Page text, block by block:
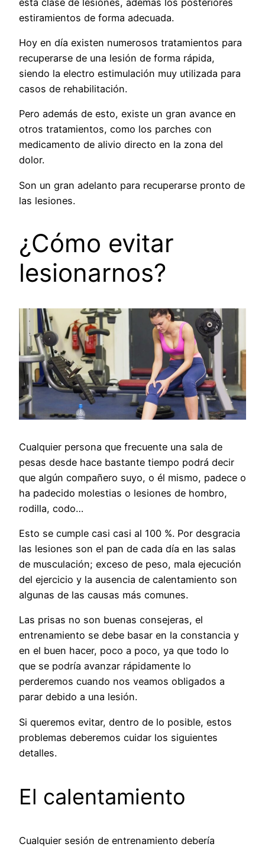
estiramientos de forma adecuada.
Hoy en día existen numerosos tratamientos para
recuperarse de una lesión de forma rápida,
siendo la electro estimulación muy utilizada para
casos de rehabilitación.
Pero además de esto, existe un gran avance en
otros tratamientos, como los parches con
medicamento de alivio directo en la zona del
dolor.
Son un gran adelanto para recuperarse pronto de
las lesiones.
¿Cómo evitar
lesionarnos?
Cualquier persona que frecuente una sala de
pesas desde hace bastante tiempo podrá decir
que algún compañero suyo, o él mismo, padece o
ha padecido molestias o lesiones de hombro,
rodilla, codo…
Esto se cumple casi casi al 100 %. Por desgracia
las lesiones son el pan de cada día en las salas
de musculación; exceso de peso, mala ejecución
del ejercicio y la ausencia de calentamiento son
algunas de las causas más comunes.
Las prisas no son buenas consejeras, el
entrenamiento se debe basar en la constancia y
en el buen hacer, poco a poco, ya que todo lo
que se podría avanzar rápidamente lo
perderemos cuando nos veamos obligados a
parar debido a una lesión.
Si queremos evitar, dentro de lo posible, estos
problemas deberemos cuidar los siguientes
detalles.
El calentamiento
Cualquier sesión de entrenamiento debería